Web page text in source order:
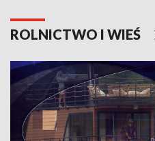
ROLNICTWO I WIEŚ